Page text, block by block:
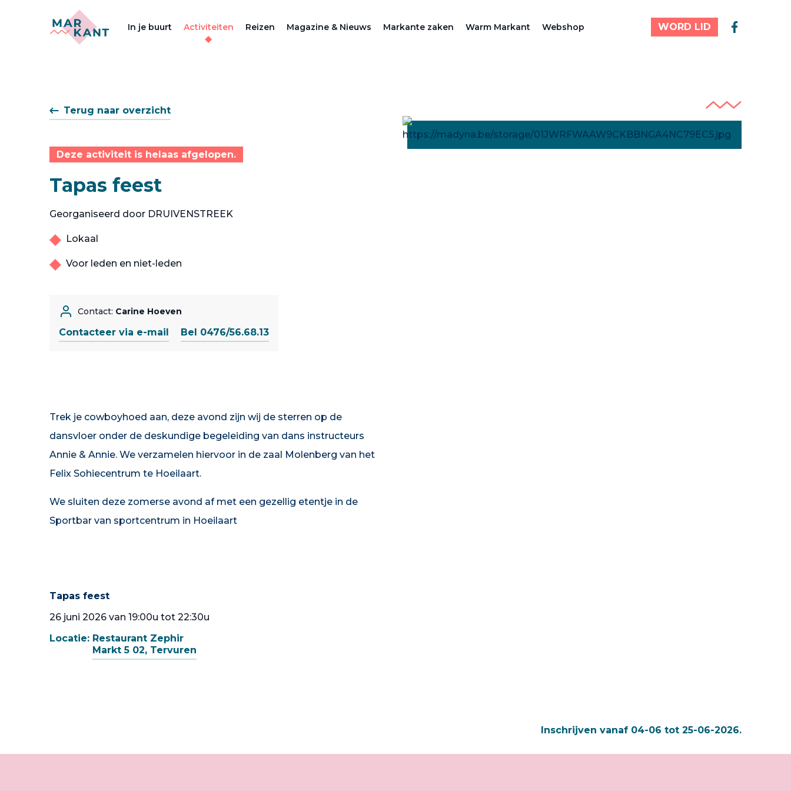
In je buurt Activiteiten Reizen Magazine & Nieuws Markante zaken Warm Markant Webshop WORD LID
Terug naar overzicht
Deze activiteit is helaas afgelopen.
Tapas feest
Georganiseerd door DRUIVENSTREEK
Lokaal
Voor leden en niet-leden
Contact: Carine Hoeven
Contacteer via e-mail Bel 0476/56.68.13
Trek je cowboyhoed aan, deze avond zijn wij de sterren op de
dansvloer onder de deskundige begeleiding van dans instructeurs
Annie & Annie. We verzamelen hiervoor in de zaal Molenberg van het
Felix Sohiecentrum te Hoeilaart.
We sluiten deze zomerse avond af met een gezellig etentje in de
Sportbar van sportcentrum in Hoeilaart
Tapas feest
26 juni 2026 van 19:00u tot 22:30u
Locatie: Restaurant Zephir
Markt 5 02, Tervuren
Inschrijven vanaf 04-06 tot 25-06-2026.